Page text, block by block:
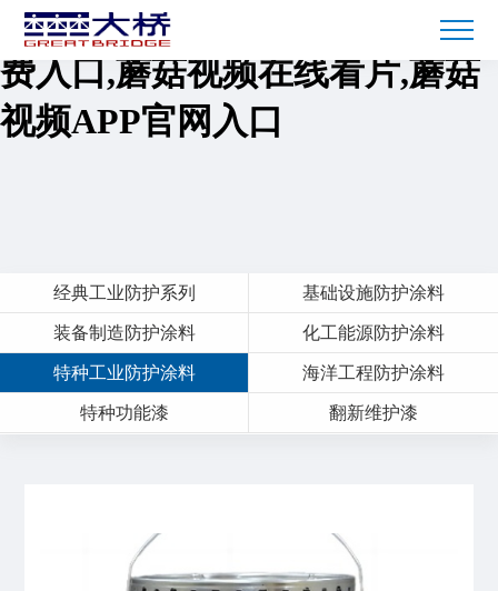
蘑菇短视频免费下载,蘑菇TV免
费入口,蘑菇视频在线看片,蘑菇
视频APP官网入口
经典工业防护系列 基础设施防护涂料
装备制造防护涂料 化工能源防护涂料
特种工业防护涂料 海洋工程防护涂料
特种功能漆 翻新维护漆